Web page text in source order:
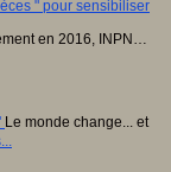
en 2016, INPN…
Le monde change... et